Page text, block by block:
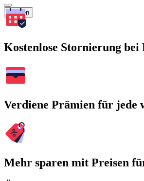
Suchen
Kostenlose Stornierung bei
Verdiene Prämien für jede
Mehr sparen mit Preisen